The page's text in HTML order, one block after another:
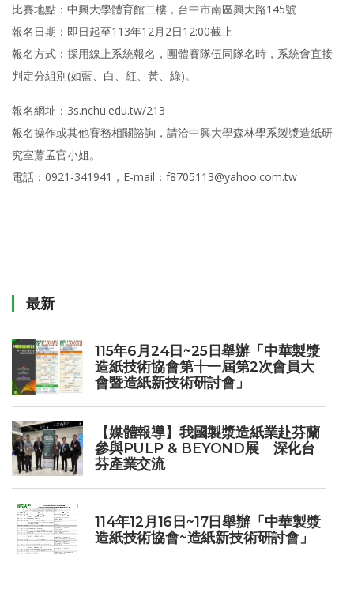
比賽地點：中興大學體育館二樓，台中市南區興大路145號
報名日期：即日起至113年12月2日12:00截止
報名方式：採用線上系統報名，團體賽隊伍同隊名時，系統會直接
判定分組別(如藍、白、紅、黃、綠)。
報名網址：3s.nchu.edu.tw/213
報名操作或其他賽務相關諮詢，請洽中興大學森林學系製漿造紙研
究室蕭孟官小姐。
電話：0921-341941，E-mail：f8705113@yahoo.com.tw
最新
115年6月24日~25日舉辦「中華製漿
造紙技術協會第十一屆第2次會員大
會暨造紙新技術研討會」
【媒體報導】我國製漿造紙業赴芬蘭
參與PULP & BEYOND展 深化台
芬產業交流
114年12月16日~17日舉辦「中華製漿
造紙技術協會~造紙新技術研討會」